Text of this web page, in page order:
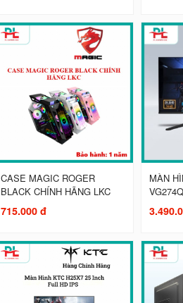
CASE MAGIC ROGER
BLACK CHÍNH HÃNG LKC
715.000 đ
MÀN